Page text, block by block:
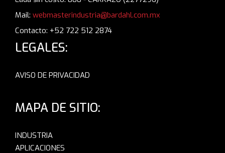
Mail: webmasterindustria@bardahl.com.mx
Contacto: +52 722 512 2874
LEGALES:
AVISO DE PRIVACIDAD
MAPA DE SITIO:
INDUSTRIA
APLICACIONES